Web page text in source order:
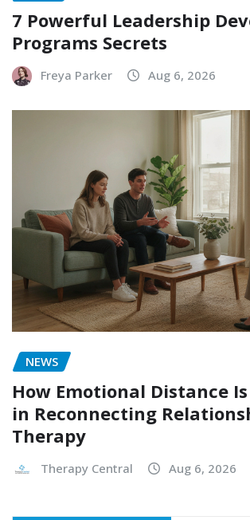
7 Powerful Leadership
Programs Secrets
Freya Parker Aug 6, 2026
NEWS
How Emotional Distance
in Reconnecting
Therapy
Therapy Central Aug 6, 2026